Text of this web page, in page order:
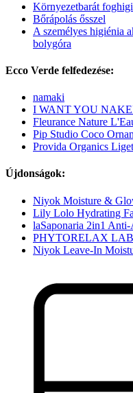
Környezetbarát
Bőrápolás ősszel
A személyes higiénia
bolygóra
Ecco Verde felfedezése:
namaki
I WANT YOU
Fleurance Nature
Pip Studio Coco
Provida Organics
Újdonságok:
Niyok Moisture &
Lily Lolo Hydrating
laSaponaria 2in1
PHYTORELAX
Niyok Leave-In